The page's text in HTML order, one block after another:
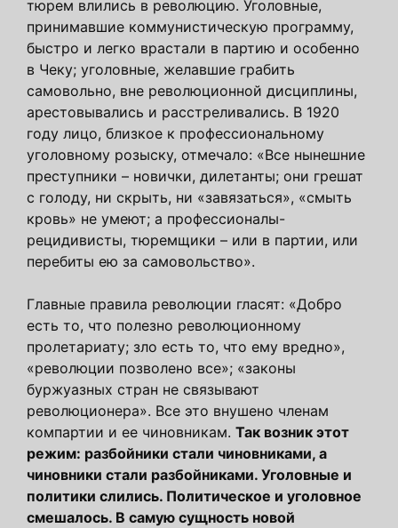
тюрем влились в революцию. Уголовные,
принимавшие коммунистическую программу,
быстро и легко врастали в партию и особенно
в Чеку; уголовные, желавшие грабить
самовольно, вне революционной дисциплины,
арестовывались и расстреливались. В 1920
году лицо, близкое к профессиональному
уголовному розыску, отмечало: «Все нынешние
преступники – новички, дилетанты; они грешат
с голоду, ни скрыть, ни «завязаться», «смыть
кровь» не умеют; а профессионалы-
рецидивисты, тюремщики – или в партии, или
перебиты ею за самовольство».
Главные правила революции гласят: «Добро
есть то, что полезно революционному
пролетариату; зло есть то, что ему вредно»,
«революции позволено все»; «законы
буржуазных стран не связывают
революционера». Все это внушено членам
компартии и ее чиновникам. Так возник этот
режим: разбойники стали чиновниками, а
чиновники стали разбойниками. Уголовные и
политики слились. Политическое и уголовное
смешалось. В самую сущность новой